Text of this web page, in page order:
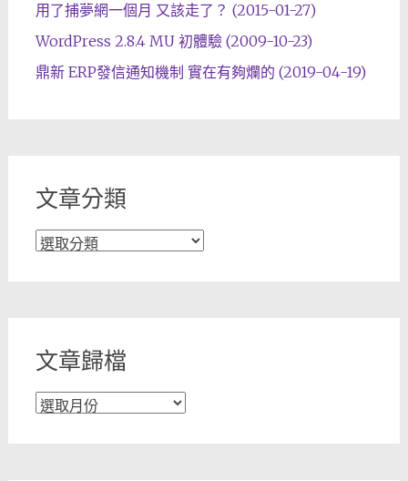
用了捕夢網一個月 又該走了？ (2015-01-27)
WordPress 2.8.4 MU 初體驗 (2009-10-23)
鼎新 ERP發信通知機制 實在有夠爛的 (2019-04-19)
文章分類
文
文章歸檔
文